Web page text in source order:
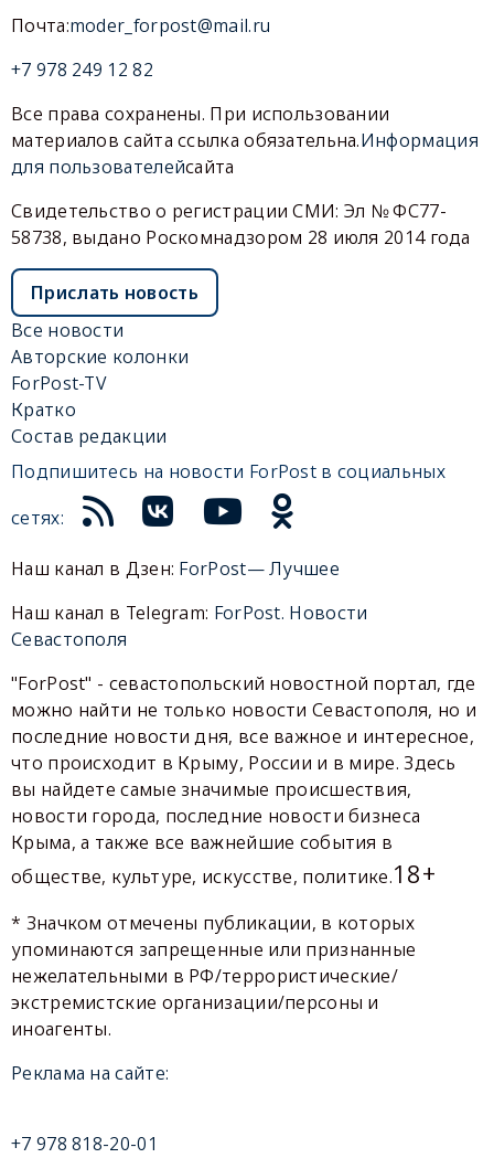
Почта:moder_forpost@mail.ru
+7 978 249 12 82
Все права сохранены. При использовании
материалов сайта ссылка обязательна.Информация
для пользователейсайта
Свидетельство о регистрации СМИ: Эл № ФС77-
58738, выдано Роскомнадзором 28 июля 2014 года
Прислать новость
Все новости
Авторские колонки
ForPost-TV
Кратко
Состав редакции
Подпишитесь на новости ForPost в социальных
сетях:
Наш канал в Дзен: ForPost— Лучшее
Наш канал в Telegram: ForPost. Новости
Севастополя
"ForPost" - севастопольский новостной портал, где
можно найти не только новости Севастополя, но и
последние новости дня, все важное и интересное,
что происходит в Крыму, России и в мире. Здесь
вы найдете самые значимые происшествия,
новости города, последние новости бизнеса
Крыма, а также все важнейшие события в
обществе, культуре, искусстве, политике.18+
* Значком отмечены публикации, в которых
упоминаются запрещенные или признанные
нежелательными в РФ/террористические/
экстремистские организации/персоны и
иноагенты.
Реклама на сайте:
+7 978 818-20-01